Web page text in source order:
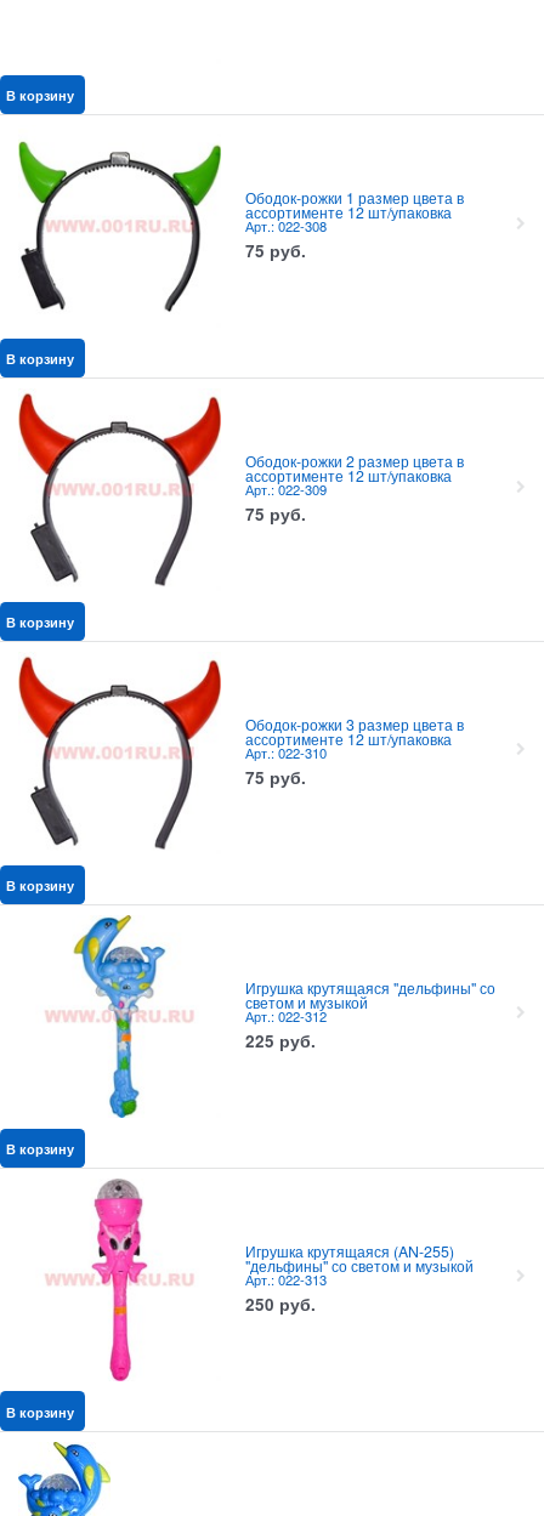
В корзину
Ободок-рожки 1 размер цвета в
ассортименте 12 шт/упаковка
Арт.: 022-308
75 руб.
В корзину
Ободок-рожки 2 размер цвета в
ассортименте 12 шт/упаковка
Арт.: 022-309
75 руб.
В корзину
Ободок-рожки 3 размер цвета в
ассортименте 12 шт/упаковка
Арт.: 022-310
75 руб.
В корзину
Игрушка крутящаяся "дельфины" со
светом и музыкой
Арт.: 022-312
225 руб.
В корзину
Игрушка крутящаяся (AN-255)
"дельфины" со светом и музыкой
Арт.: 022-313
250 руб.
В корзину